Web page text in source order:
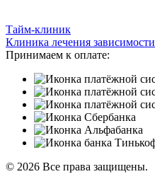
Тайм-клиник
Клиника лечения зависимости
Принимаем к оплате:
© 2026 Все права защищены.